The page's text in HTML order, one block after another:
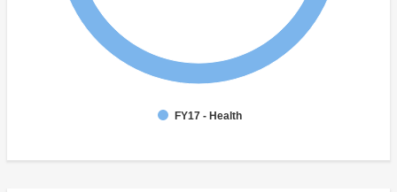
FY17 - Health